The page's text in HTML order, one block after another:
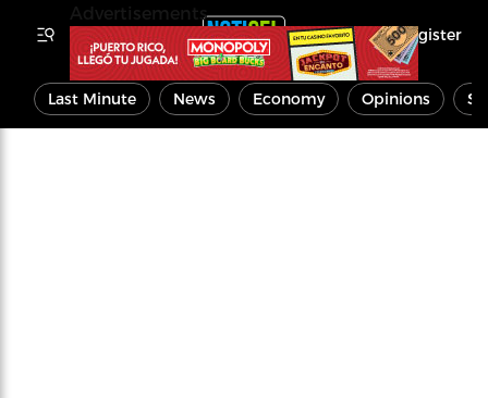
Register
Last Minute News Economy Opinions
Advertisements